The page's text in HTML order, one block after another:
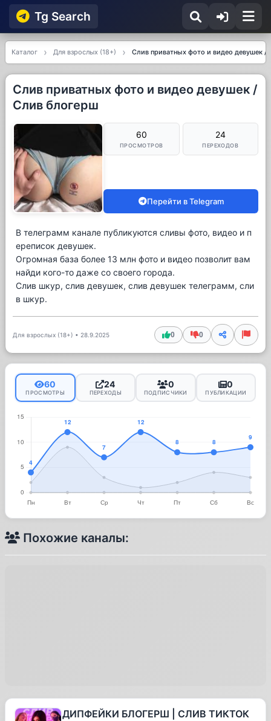
Tg Searсh
Каталог Для взрослых (18+) Слив приватных фото и видео девушек /
Слив приватных фото и видео девушек /
Слив блогерш
60
ПРОСМОТРОВ
24
ПЕРЕХОДОВ
Перейти в Telegram
В телеграмм канале публикуются сливы фото, видео и п
ереписок девушек.
Огромная база более 13 млн фото и видео позволит вам
найди кого-то даже со своего города.
Слив шкур, слив девушек, слив девушек телеграмм, сли
в шкур.
Для взрослых (18+) • 28.9.2025 0 0
60
ПРОСМОТРЫ
24
ПЕРЕХОДЫ
0
ПОДПИСЧИКИ
0
ПУБЛИКАЦИИ
Похожие каналы:
ДИПФЕЙКИ БЛОГЕРШ | СЛИВ ТИКТОК